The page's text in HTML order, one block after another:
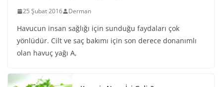
25 Şubat 2016 Derman
Havucun insan sağlığı için sunduğu faydaları çok
yönlüdür. Cilt ve saç bakımı için son derece donanımlı
olan havuç yağı A,